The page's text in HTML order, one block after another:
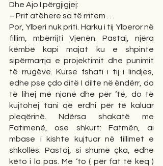
Dhe Ajo I përgjigjej:
– Prit atëhere sa të rritem . . .
Por, Ylberi nuk priti. Harku i tij Ylberor në
fillim, mbërrijti Vjenën. Pastaj, njëra
këmbë kapi majat ku e shpinte
sipërmarrja e projektimit dhe punimit
të rrugëve. Kurse fshati i tij i lindjes,
edhe pse çdo ditë I dilte në ëndërr, do
të lihej më njanë dhe për ‘të, do të
kujtohej tani që erdhi për të kaluar
pleqërinë. Ndërsa shakatë me
Fatimenë, ose shkurt: Fatmën, ai
mbase i kishte kujtuar në fillimet e
shkollës. Pastaj, si shumë çka, edhe
këto i la pas. Me ‘to ( për fat të keq )